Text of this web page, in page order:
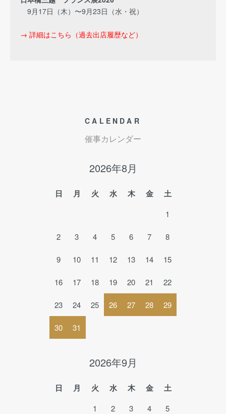
9月17日（木）〜9月23日（水・祝）
→ 詳細はこちら（過去出店履歴など）
CALENDAR
催事カレンダー
2026年8月
日 月 火 水 木 金 土
1
2 3 4 5 6 7 8
9 10 11 12 13 14 15
16 17 18 19 20 21 22
23 24 25 26 27 28 29
30 31
2026年9月
日 月 火 水 木 金 土
1 2 3 4 5